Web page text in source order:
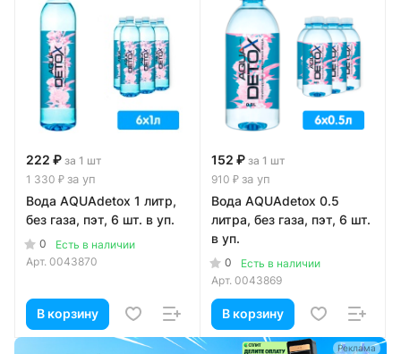
222 ₽ за 1 шт
1 330 ₽ за уп
Вода AQUAdetox 1 литр,
без газа, пэт, 6 шт. в уп.
0
Есть в наличии
Арт. 0043870
В корзину
Реклама
152 ₽ за 1 шт
910 ₽ за уп
Вода AQUAdetox 0.5
литра, без газа, пэт, 6 шт.
в уп.
0
Есть в наличии
Арт. 0043869
В корзину